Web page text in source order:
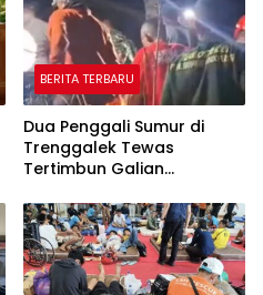
BERITA TERBARU
Dua Penggali Sumur di
Trenggalek Tewas
Tertimbun Galian